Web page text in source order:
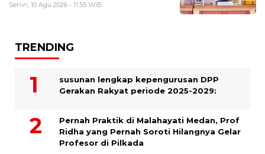
Senin, 10 Agu 2026 - 11:55 WIB
TRENDING
susunan lengkap kepengurusan DPP
Gerakan Rakyat periode 2025-2029:
Pernah Praktik di Malahayati Medan, Prof
Ridha yang Pernah Soroti Hilangnya Gelar
Profesor di Pilkada